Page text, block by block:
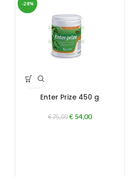
-28%
Enter Prize 450 g
€75,00 €54,00